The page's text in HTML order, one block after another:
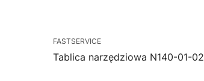
FASTSERVICE
Tablica narzędziowa N140-01-02